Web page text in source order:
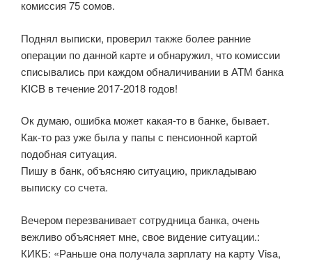
комиссия 75 сомов.
Поднял выписки, проверил также более ранние
операции по данной карте и обнаружил, что комиссии
списывались при каждом обналичивании в АТМ банка
KICB в течение 2017-2018 годов!
Ок думаю, ошибка может какая-то в банке, бывает.
Как-то раз уже была у папы с пенсионной картой
подобная ситуация.
Пишу в банк, объясняю ситуацию, прикладываю
выписку со счета.
Вечером перезванивает сотрудница банка, очень
вежливо объясняет мне, свое видение ситуации.:
КИКБ: «Раньше она получала зарплату на карту Visa,